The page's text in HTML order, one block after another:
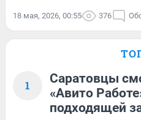
18 мая, 2026, 00:55 376
1
Саратовцы
«Авито
подходящей